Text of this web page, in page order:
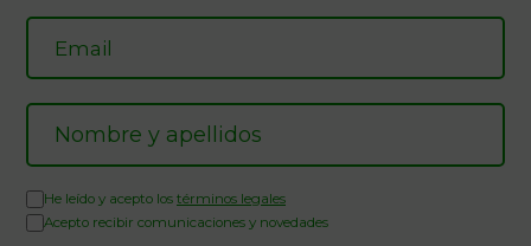
He leído y acepto los términos legales
Acepto recibir comunicaciones y novedades